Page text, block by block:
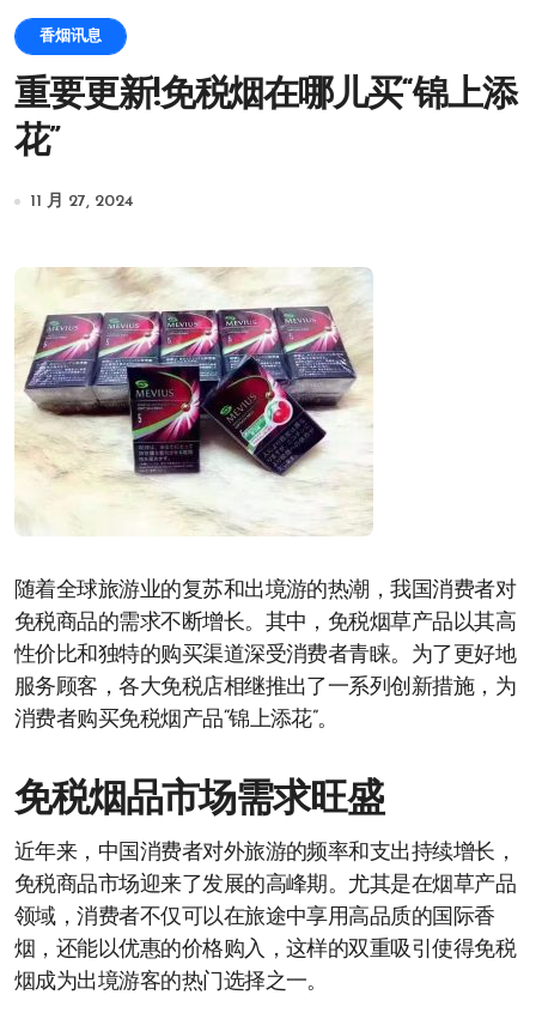
香烟讯息
重要更新!免税烟在哪儿买“锦上添
花”
11 月 27, 2024
随着全球旅游业的复苏和出境游的热潮，我国消费者对
免税商品的需求不断增长。其中，免税烟草产品以其高
性价比和独特的购买渠道深受消费者青睐。为了更好地
服务顾客，各大免税店相继推出了一系列创新措施，为
消费者购买免税烟产品“锦上添花”。
免税烟品市场需求旺盛
近年来，中国消费者对外旅游的频率和支出持续增长，
免税商品市场迎来了发展的高峰期。尤其是在烟草产品
领域，消费者不仅可以在旅途中享用高品质的国际香
烟，还能以优惠的价格购入，这样的双重吸引使得免税
烟成为出境游客的热门选择之一。